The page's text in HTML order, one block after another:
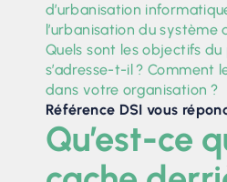
d’urbanisation
l’urbanisation du système
Quels sont les objectifs du
s’adresse-t-il ? Comment
dans votre organisation ?
Référence DSI vous
Qu’est-ce